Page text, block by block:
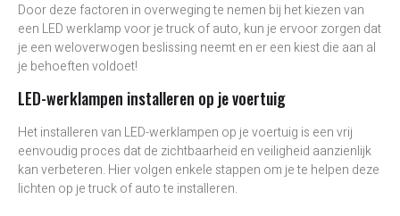
Door deze factoren in overweging te nemen bij het kiezen van
een LED werklamp voor je truck of auto, kun je ervoor zorgen dat
je een weloverwogen beslissing neemt en er een kiest die aan al
je behoeften voldoet!
LED-werklampen installeren op je voertuig
Het installeren van LED-werklampen op je voertuig is een vrij
eenvoudig proces dat de zichtbaarheid en veiligheid aanzienlijk
kan verbeteren. Hier volgen enkele stappen om je te helpen deze
lichten op je truck of auto te installeren.